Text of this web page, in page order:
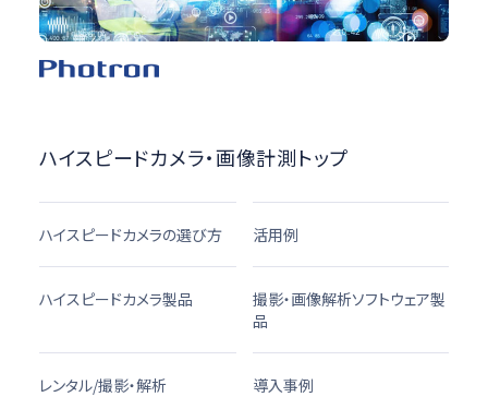
ハイスピードカメラ・画像計測トップ
ハイスピードカメラの選び方 活用例
ハイスピードカメラ製品
撮影・画像解析ソフトウェア製
品
レンタル/撮影・解析 導入事例